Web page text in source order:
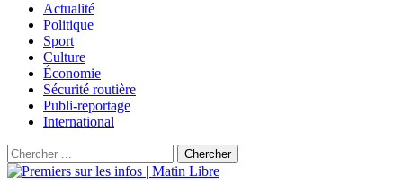
Actualité
Politique
Sport
Culture
Économie
Sécurité routière
Publi-reportage
International